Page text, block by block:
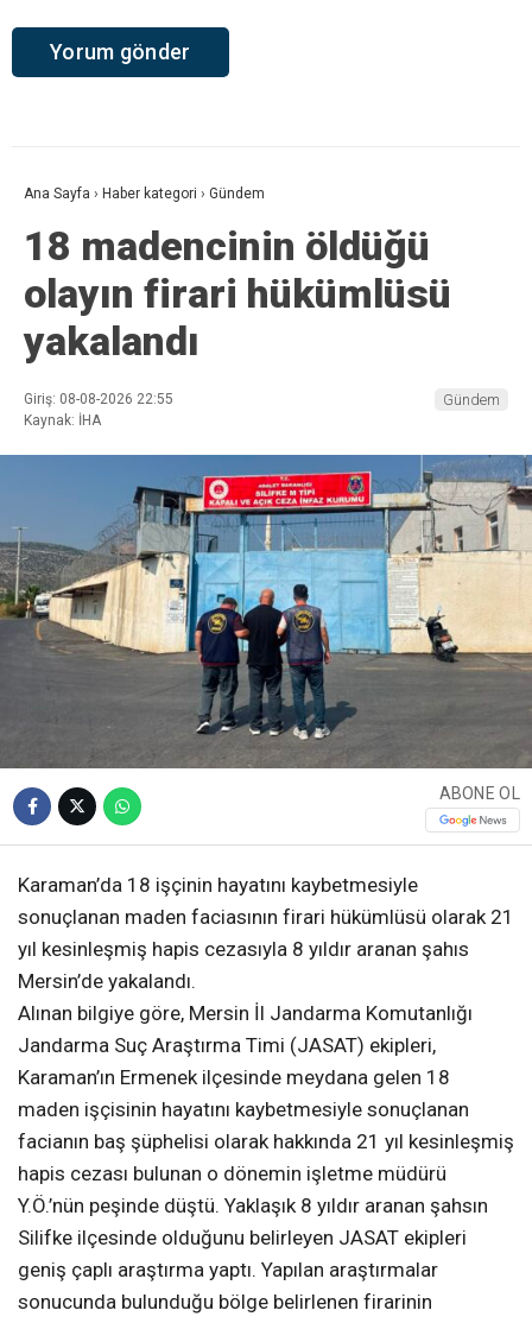
Ana Sayfa › Haber kategori › Gündem
18 madencinin öldüğü
olayın firari hükümlüsü
yakalandı
Giriş: 08-08-2026 22:55
Kaynak: İHA
Gündem
ABONE OL
Karaman’da 18 işçinin hayatını kaybetmesiyle
sonuçlanan maden faciasının firari hükümlüsü olarak 21
yıl kesinleşmiş hapis cezasıyla 8 yıldır aranan şahıs
Mersin’de yakalandı.
Alınan bilgiye göre, Mersin İl Jandarma Komutanlığı
Jandarma Suç Araştırma Timi (JASAT) ekipleri,
Karaman’ın Ermenek ilçesinde meydana gelen 18
maden işçisinin hayatını kaybetmesiyle sonuçlanan
facianın baş şüphelisi olarak hakkında 21 yıl kesinleşmiş
hapis cezası bulunan o dönemin işletme müdürü
Y.Ö.’nün peşinde düştü. Yaklaşık 8 yıldır aranan şahsın
Silifke ilçesinde olduğunu belirleyen JASAT ekipleri
geniş çaplı araştırma yaptı. Yapılan araştırmalar
sonucunda bulunduğu bölge belirlenen firarinin